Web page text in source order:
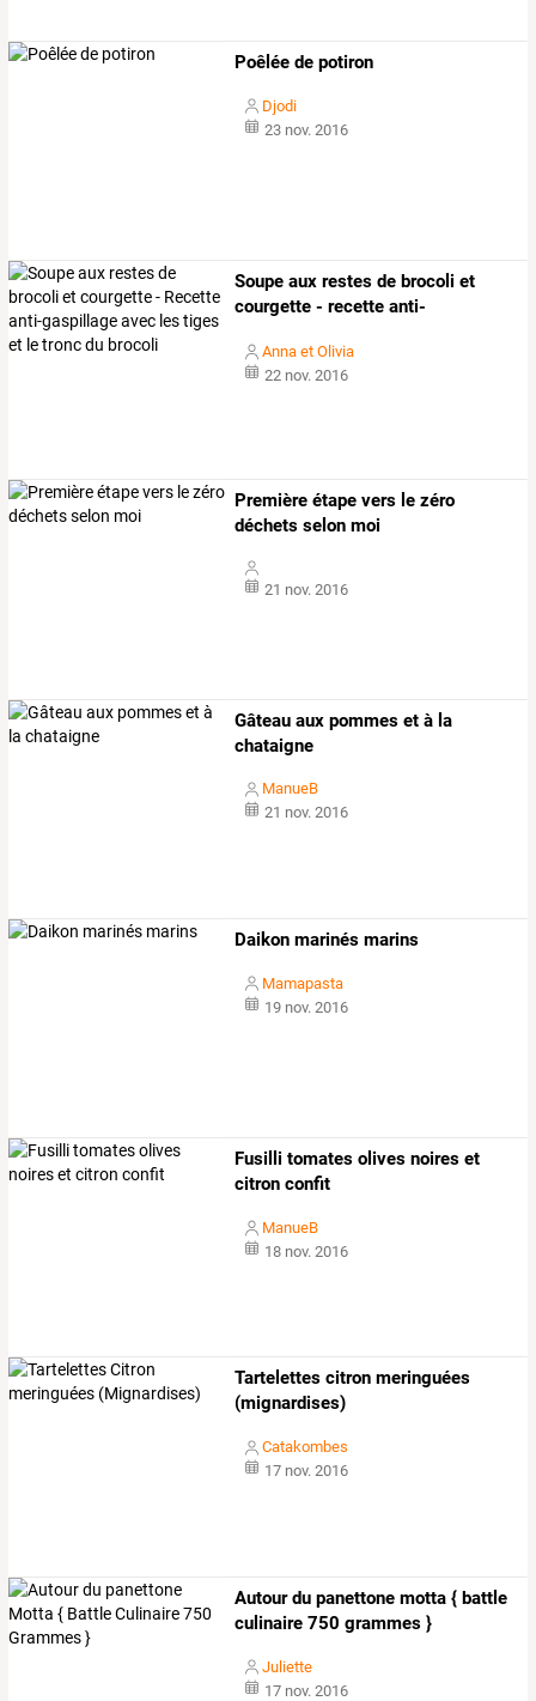
Poêlée de potiron
Djodi
23 nov. 2016
Soupe aux restes de brocoli et
courgette - recette anti-
Anna et Olivia
22 nov. 2016
Première étape vers le zéro
déchets selon moi
21 nov. 2016
Gâteau aux pommes et à la
chataigne
ManueB
21 nov. 2016
Daikon marinés marins
Mamapasta
19 nov. 2016
Fusilli tomates olives noires et
citron confit
ManueB
18 nov. 2016
Tartelettes citron meringuées
(mignardises)
Catakombes
17 nov. 2016
Autour du panettone motta { battle
culinaire 750 grammes }
Juliette
17 nov. 2016